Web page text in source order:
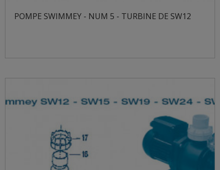
POMPE SWIMMEY - NUM 5 - TURBINE DE SW12